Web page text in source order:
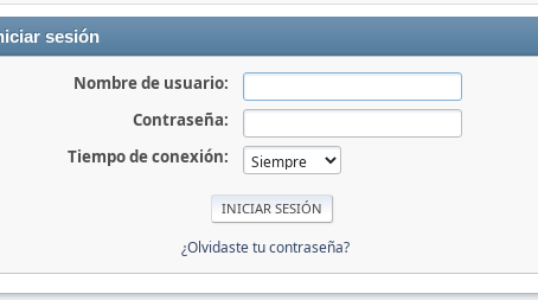
sesión
Nombre de usuario:
Contraseña:
Tiempo de conexión:
¿Olvidaste tu contraseña?